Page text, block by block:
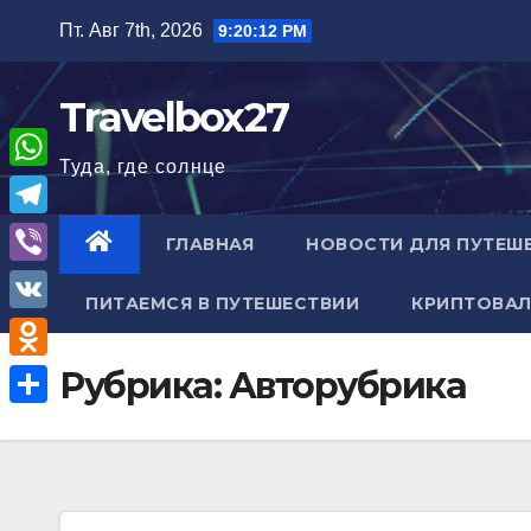
содержимому
Пт. Авг 7th, 2026 9:20:13 PM
Travelbox27
Туда, где солнце
ГЛАВНАЯ НОВОСТИ ДЛЯ
ПИТАЕМСЯ В ПУТЕШЕСТВИИ
Рубрика:Авторубрика
W
h
a
A
T
e
l
e
g
V
i
b
e
V
K
O